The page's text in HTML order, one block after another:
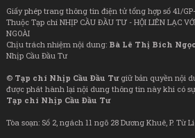
Giấy phép trang thông tin điện tử tổng hợp số 41/
Thuộc Tạp chí NHỊP CẦU ĐẦU TƯ - HỘI LIÊN LẠC
NGOÀI
Chịu trách nhiệm nội dung: Bà Lê Thị Bích Ngọc
Nhịp Cầu Đầu Tư
© Tạp chí Nhịp Cầu Đầu Tưgiữ bản quyền nội
được phát hành lại nội dung thông tin này khi có
Tạp chí Nhịp Cầu Đầu Tư
Tòa soạn: Số 2, ngách 11 ngõ 28 Dương Khuê, P. Từ